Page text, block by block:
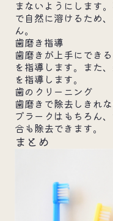
まないようにします
で自然に溶けるため
ん。
歯磨き指導
歯磨きが上手にでき
を指導します。また
を指導します。
歯のクリーニング
歯磨きで除去しきれ
プラークはもちろん
合も除去できます。
まとめ